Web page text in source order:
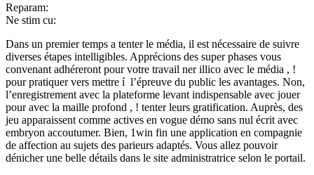
Reparam:
Ne stim cu:
Dans un premier temps a tenter le média, il est nécessaire de suivre
diverses étapes intelligibles. Apprécions des super phases vous
convenant adhéreront pour votre travail ner illico avec le média , !
pour pratiquer vers mettre í l’épreuve du public les avantages. Non,
l’enregistrement avec la plateforme levant indispensable avec jouer
pour avec la maille profond , ! tenter leurs gratification. Auprès, des
jeu apparaissent comme actives en vogue démo sans nul écrit avec
embryon accoutumer. Bien, 1win fin une application en compagnie
de affection au sujets des parieurs adaptés. Vous allez pouvoir
dénicher une belle détails dans le site administratrice selon le portail.